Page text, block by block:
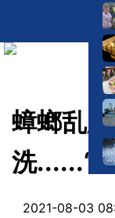
蟑螂乱爬
洗......“
2021-08-03